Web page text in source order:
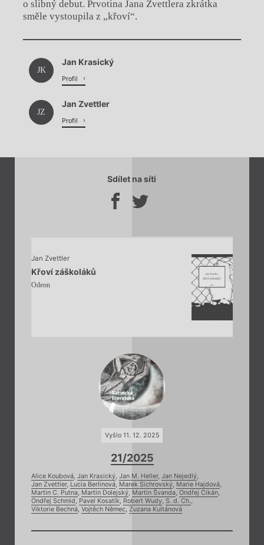
o slibný debut. Prvotina Jana Zvettlera zkrátka
směle vystoupila z „křoví“.
Chviličku.
Načítá se.
JK
Jan Krasický
Profil
JZ
Jan Zvettler
Profil
Sdílet na síti
Jan Zvettler
Křoví záškoláků
Odeon
Vyšlo 11. 12. 2025
21/2025
Alice Koubová, Jan Krasický, Jan M. Heller, Jan Nejedlý,
Jan Zvettler, Lucia Berlinová, Marek Sichrovský, Marie Hajdová,
Martin C. Putna, Martin Dolejský, Martin Švanda, Ondřej Cikán,
Ondřej Schmid , Pavel Kosatík, Robert Wudy, S. d. Ch.,
Viktorie Bechná, Vojtěch Němec, Zuzana Kultánová